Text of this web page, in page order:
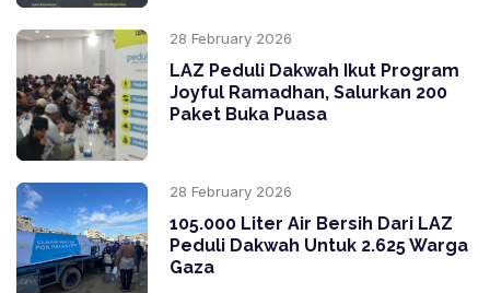
28 February 2026
LAZ Peduli Dakwah Ikut Program
Joyful Ramadhan, Salurkan 200
Paket Buka Puasa
28 February 2026
105.000 Liter Air Bersih Dari LAZ
Peduli Dakwah Untuk 2.625 Warga
Gaza